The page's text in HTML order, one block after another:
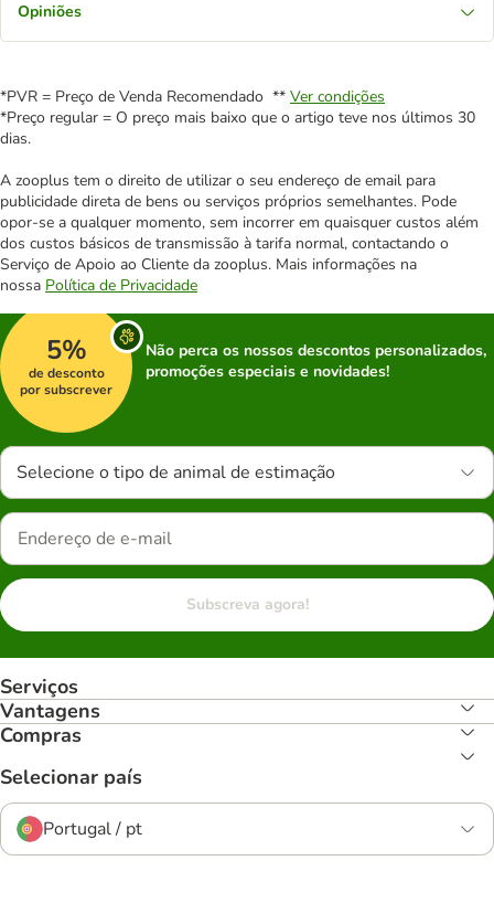
Opiniões
*PVR = Preço de Venda Recomendado ** Ver condições
*Preço regular = O preço mais baixo que o artigo teve nos últimos 30
dias.
A zooplus tem o direito de utilizar o seu endereço de email para
publicidade direta de bens ou serviços próprios semelhantes. Pode
opor-se a qualquer momento, sem incorrer em quaisquer custos além
dos custos básicos de transmissão à tarifa normal, contactando o
Serviço de Apoio ao Cliente da zooplus. Mais informações na
nossa Política de Privacidade
5%
de desconto
por subscrever
Não perca os nossos descontos personalizados,
promoções especiais e novidades!
Selecione o tipo de animal de estimação
Subscreva agora!
Serviços
Vantagens
Compras
Selecionar país
Portugal / pt